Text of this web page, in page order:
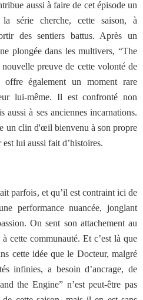
aussi à faire de cet épisode un
série cherche, cette saison, à
des sentiers battus. Après un
plongée dans les multivers, “The
preuve de cette volonté de
offre également un moment rare
lui-même. Il est confronté non
aussi à ses anciennes incarnations.
un clin d'œil bienvenu à son propre
lui aussi fait d’histoires.
parfois, et qu’il est contraint ici de
performance nuancée, jonglant
On sent son attachement au
cette communauté. Et c’est là que
cette idée que le Docteur, malgré
infinies, a besoin d’ancrage, de
the Engine” n’est peut-être pas